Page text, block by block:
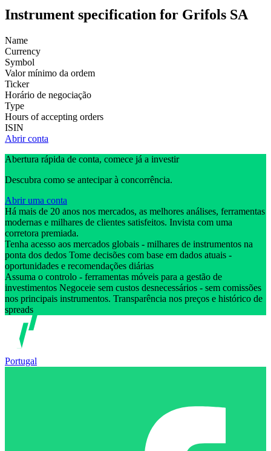
Instrument specification for Grifols SA
Name
Currency
Symbol
Valor mínimo da ordem
Ticker
Horário de negociação
Type
Hours of accepting orders
ISIN
Abrir conta
Abertura rápida de conta, comece já a investir
Descubra como se antecipar à concorrência.
Abrir uma conta
Há mais de 20 anos nos mercados, as melhores análises, ferramentas
modernas e milhares de clientes satisfeitos. Invista com uma
corretora premiada.
Tenha acesso aos mercados globais - milhares de instrumentos na
ponta dos dedos Tome decisões com base em dados atuais -
oportunidades e recomendações diárias
Assuma o controlo - ferramentas móveis para a gestão de
investimentos Negoceie sem custos desnecessários - sem comissões
nos principais instrumentos. Transparência nos preços e histórico de
spreads
Portugal